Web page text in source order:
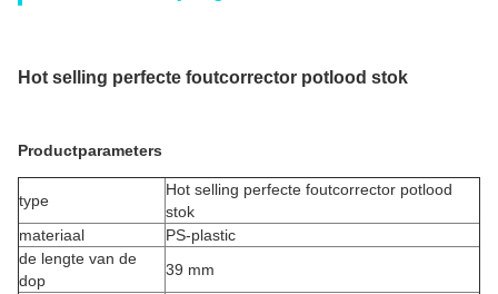
Hot selling perfecte foutcorrector potlood stok
Productparameters
type
Hot selling perfecte foutcorrector potlood
stok
materiaal
PS-plastic
de lengte van de
dop
39 mm